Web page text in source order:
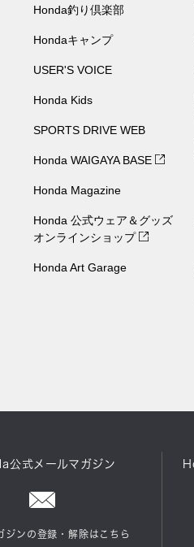
Honda釣り倶楽部
Hondaキャンプ
USER'S VOICE
Honda Kids
SPORTS DRIVE WEB
Honda WAIGAYA BASE
Honda Magazine
Honda 公式ウェア＆グッズ
オンラインショップ
Honda Art Garage
公式メールマガジン
ジンの登録・解除はこちら